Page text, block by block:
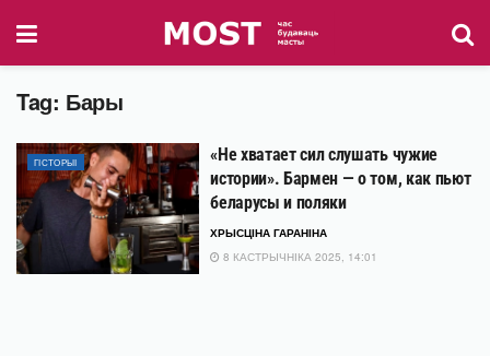
Tag: Бары
ГІСТОРЫІ
«Не хватает сил слушать чужие
истории». Бармен — о том, как пьют
беларусы и поляки
ХРЫСЦІНА ГАРАНІНА
8 КАСТРЫЧНІКА 2025, 14:01